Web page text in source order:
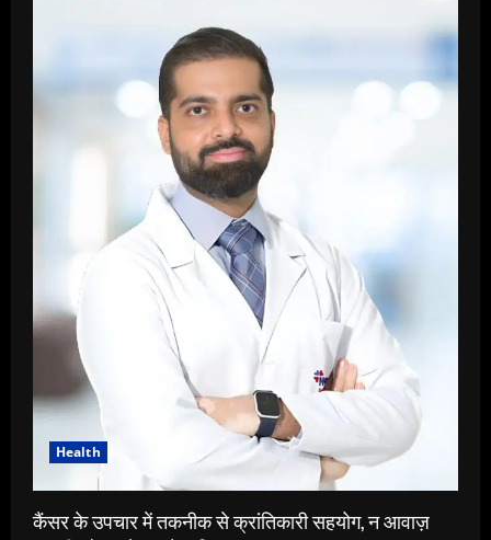
Health
कैंसर के उपचार में तकनीक से क्रांतिकारी सहयोग, न आवाज़